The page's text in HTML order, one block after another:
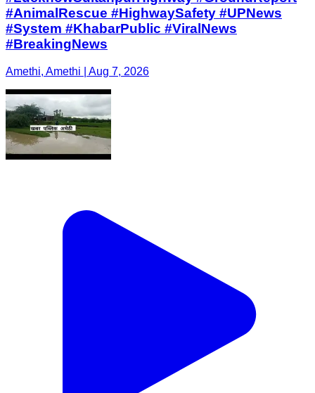
#AnimalRescue #HighwaySafety #UPNews
#System #KhabarPublic #ViralNews
#BreakingNews
Amethi, Amethi | Aug 7, 2026